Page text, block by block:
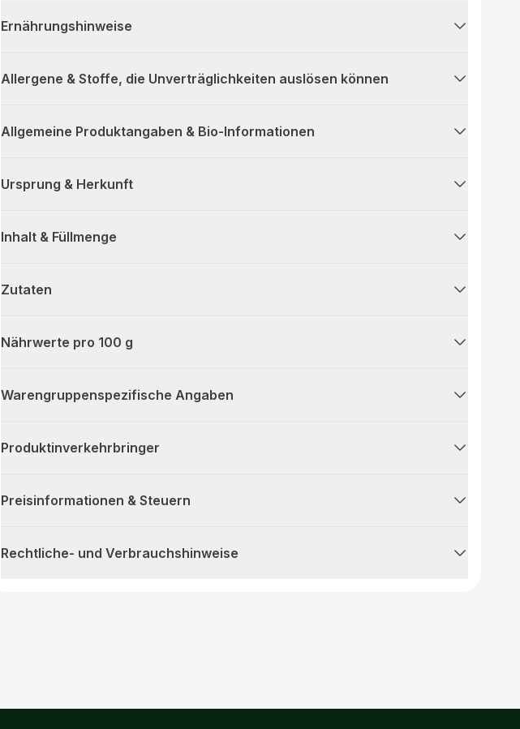
Ernährungshinweise
Allergene & Stoffe, die Unverträglichkeiten auslösen können
Allgemeine Produktangaben & Bio-Informationen
Ursprung & Herkunft
Inhalt & Füllmenge
Zutaten
Nährwerte pro 100 g
Warengruppenspezifische Angaben
Produktinverkehrbringer
Preisinformationen & Steuern
Rechtliche- und Verbrauchshinweise